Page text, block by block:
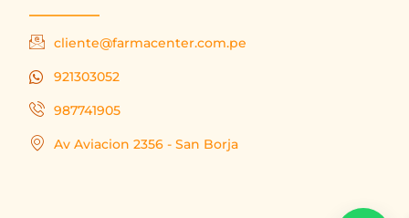
cliente@farmacenter.com.pe
921303052
987741905
Av Aviacion 2356 - San Borja